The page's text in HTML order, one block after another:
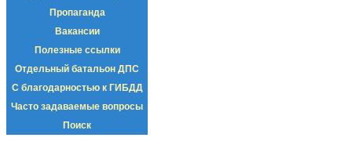
Пропаганда
Вакансии
Полезные ссылки
Отдельный батальон ДПС
С благодарностью к ГИБДД
Часто задаваемые вопросы
Поиск